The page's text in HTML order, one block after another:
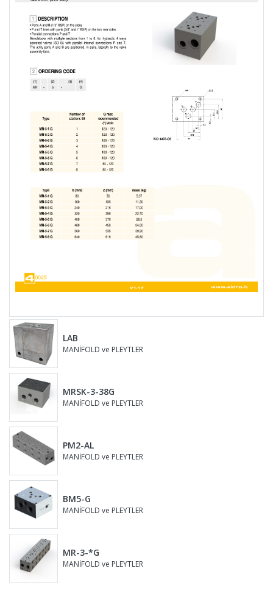
LAB
MANİFOLD ve PLEYTLER
MRSK-3-38G
MANİFOLD ve PLEYTLER
PM2-AL
MANİFOLD ve PLEYTLER
BM5-G
MANİFOLD ve PLEYTLER
MR-3-*G
MANİFOLD ve PLEYTLER